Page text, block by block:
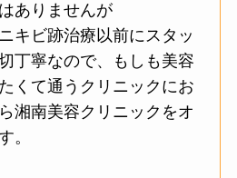
ありませんが
キビ跡治療以前にスタッ
丁寧なので、もしも美容
くて通うクリニックにお
湘南美容クリニックをオ
。